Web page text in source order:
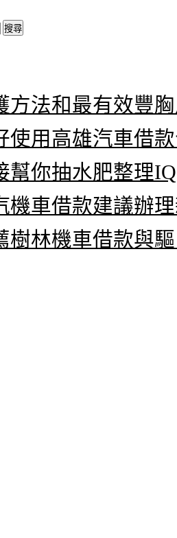
方法和最有效豐
使用高雄汽車借
幫你抽水肥整理
機車借款建議辦
樹林機車借款與